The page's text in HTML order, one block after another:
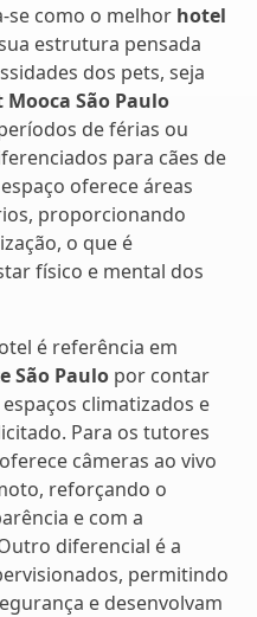
se como o melhor hotel
estrutura pensada
dos pets, seja
São Paulo
de férias ou
para cães de
oferece áreas
proporcionando
o que é
físico e mental dos
é referência em
São Paulo por contar
climatizados e
Para os tutores
câmeras ao vivo
reforçando o
e com a
diferencial é a
permitindo
e desenvolvam